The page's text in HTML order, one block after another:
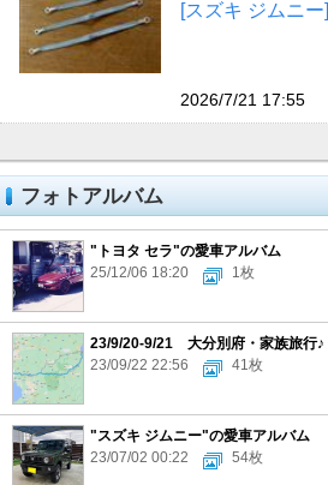
[スズキ ジムニー]
2026/7/21 17:55
フォトアルバム
"トヨタ セラ"の愛車アルバム
25/12/06 18:20
1枚
23/9/20-9/21 大分別府・家族旅行♪
23/09/22 22:56
41枚
"スズキ ジムニー"の愛車アルバム
23/07/02 00:22
54枚